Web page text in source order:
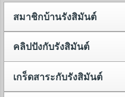
สมาชิกบ้านรังสิมันต์
คลิปปังกับรังสิมันต์
เกร็ดสาระกับรังสิมันต์